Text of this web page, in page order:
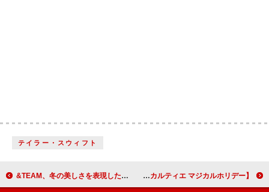
テイラー・スウィフト
&TEAM、冬の美しさを表現した『雪明かり (Yukiakari)』アルバムプレビュー公開 香取慎吾が参加型アート作品を制作、ポップアップイベント【カルティエ マジカルホリデー】